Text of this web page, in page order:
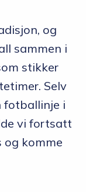
og
sammen i
stikker
Selv
fotballinje i
vi fortsatt
og komme